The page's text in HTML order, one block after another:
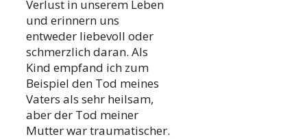
Verlust in unserem Leben
und erinnern uns
entweder liebevoll oder
schmerzlich daran. Als
Kind empfand ich zum
Beispiel den Tod meines
Vaters als sehr heilsam,
aber der Tod meiner
Mutter war traumatischer.